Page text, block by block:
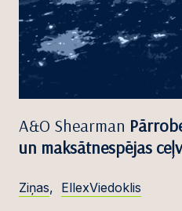
A&O Shearman
un maksātnespējas
Ziņas, EllexViedoklis